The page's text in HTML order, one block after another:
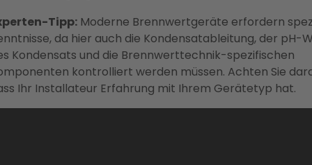
Tipp: Moderne Brennwertgeräte erfordern
da hier auch die Kondensatableitung, der pH-
Kondensats und die Brennwerttechnik-spezifischen
kontrolliert werden müssen. Achten Sie
Ihr Installateur Erfahrung mit Ihrem Gerätetyp hat.